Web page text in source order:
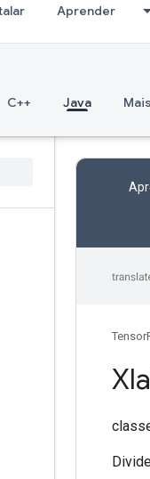
Aprender
C++ Java Mais
Xla